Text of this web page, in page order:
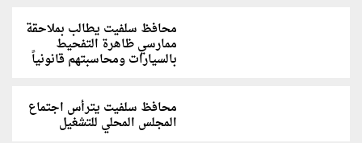
محافظ سلفيت يطالب بملاحقة
ممارسي ظاهرة التفحيط
بالسيارات ومحاسبتهم قانونياً
محافظ سلفيت يترأس اجتماع
المجلس المحلي للتشغيل